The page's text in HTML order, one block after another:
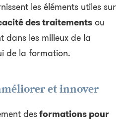
les éléments utiles sur
des traitementsou
dans les milieux de la
de la formation.
et innover
desformations pour